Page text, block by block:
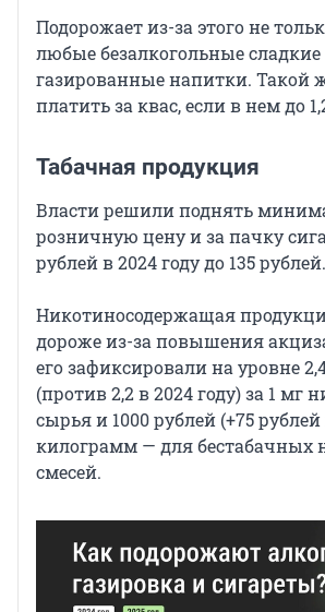
Подорожает из-за этого не
любые безалкогольные сладкие
газированные напитки. Такой
платить за квас, если в нем до
Табачная продукция
Власти решили поднять
розничную цену и за пачку
рублей в 2024 году до 135 рублей.
Никотиносодержащая
дороже из-за повышения
его зафиксировали на уровне
(против 2,2 в 2024 году) за 1 мг
сырья и 1000 рублей (+75 рублей
килограмм — для бестабачных
смесей.